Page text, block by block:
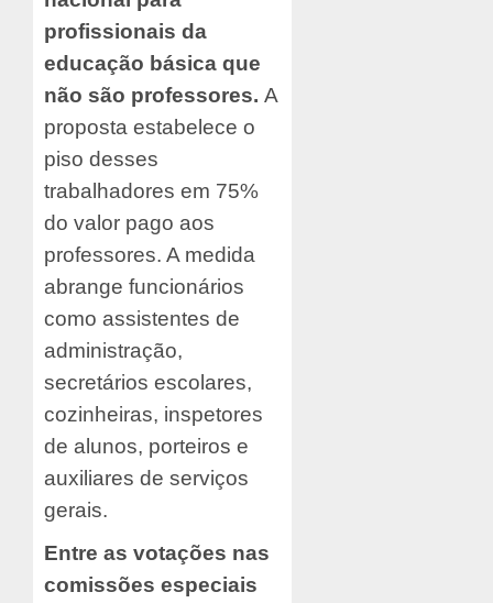
profissionais da
educação básica que
não são professores. A
proposta estabelece o
piso desses
trabalhadores em 75%
do valor pago aos
professores. A medida
abrange funcionários
como assistentes de
administração,
secretários escolares,
cozinheiras, inspetores
de alunos, porteiros e
auxiliares de serviços
gerais.
Entre as votações nas
comissões especiais